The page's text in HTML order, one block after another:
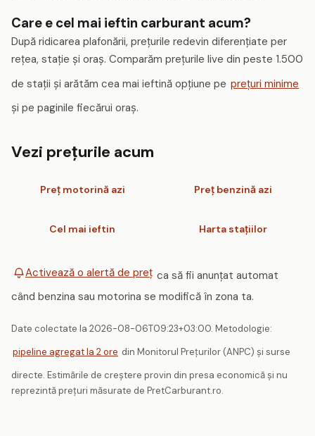
Care e cel mai ieftin carburant acum?
După ridicarea plafonării, prețurile redevin diferențiate per
rețea, stație și oraș. Comparăm prețurile live din peste 1.500
de stații și arătăm cea mai ieftină opțiune pe prețuri minime
și pe paginile fiecărui oraș.
Vezi prețurile acum
Preț motorină azi Preț benzină azi
Cel mai ieftin Harta stațiilor
Activează o alertă de preț ca să fii anunțat automat
când benzina sau motorina se modifică în zona ta.
Date colectate la 2026-08-06T09:23+03:00. Metodologie:
pipeline agregat la 2 ore din Monitorul Prețurilor (ANPC) și surse
directe. Estimările de creștere provin din presa economică și nu
reprezintă prețuri măsurate de PretCarburant.ro.